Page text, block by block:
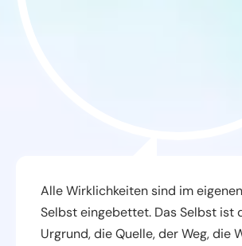
Alle Wirklichkeiten sind im
Selbst eingebettet. Das Selbst ist
Urgrund, die Quelle, der Weg, die